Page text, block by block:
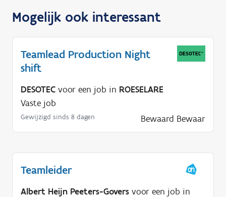
Mogelijk ook interessant
Teamlead Production Night
shift
DESOTEC voor een job in ROESELARE
Vaste job
Gewijzigd sinds 8 dagen Bewaard Bewaar
Teamleider
Albert Heijn Peeters-Govers voor een job in